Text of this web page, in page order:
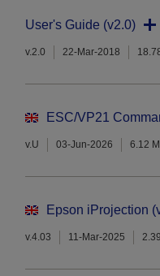
User's Guide (v2.0)
v.2.0 22-Mar-2018
ESC/VP21
v.U 03-Jun-2026 6.12
Epson iProjection
v.4.03 11-Mar-2025